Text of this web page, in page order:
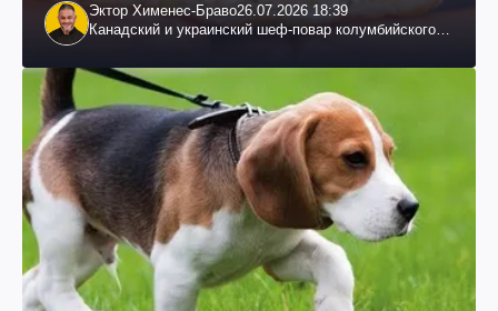
Эктор Хименес-Браво26.07.2026 18:39
Канадский и украинский шеф-повар колумбийского